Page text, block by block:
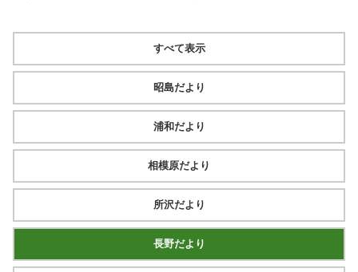
すべて表示
昭島だより
浦和だより
相模原だより
所沢だより
長野だより